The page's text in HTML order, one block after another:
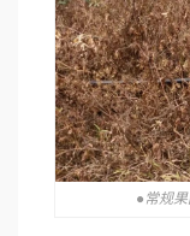
●常规